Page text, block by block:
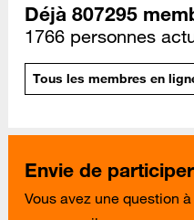
Déjà 807295
1766 personnes
Tous les membres en
Envie de
Vous avez une question